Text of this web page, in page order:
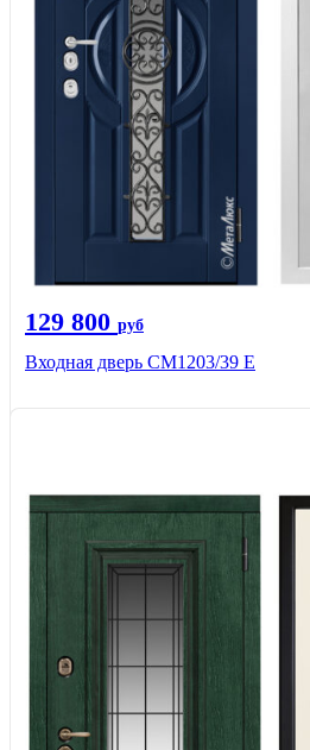
129 800 руб
Входная дверь СМ1203/39 E